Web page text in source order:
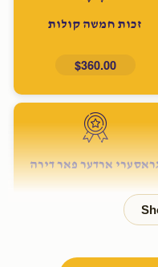
זכות חמשה קולות
$360.00
ארדער פאר דירה